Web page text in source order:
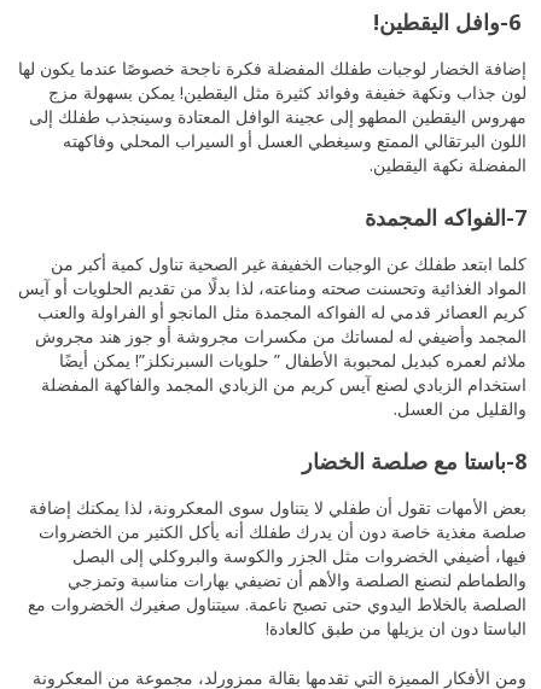
6-وافل اليقطين!
إضافة الخضار لوجبات طفلك المفضلة فكرة ناجحة خصوصًا عندما يكون لها
لون جذاب ونكهة خفيفة وفوائد كثيرة مثل اليقطين! يمكن بسهولة مزج
مهروس اليقطين المطهو إلى عجينة الوافل المعتادة وسينجذب طفلك إلى
اللون البرتقالي الممتع وسيغطي العسل أو السيراب المحلي وفاكهته
المفضلة نكهة اليقطين.
7-الفواكه المجمدة
كلما ابتعد طفلك عن الوجبات الخفيفة غير الصحية تناول كمية أكبر من
المواد الغذائية وتحسنت صحته ومناعته، لذا بدلًا من تقديم الحلويات أو آيس
كريم العصائر قدمي له الفواكه المجمدة مثل المانجو أو الفراولة والعنب
المجمد وأضيفي له لمساتك من مكسرات مجروشة أو جوز هند مجروش
ملائم لعمره كبديل لمحبوبة الأطفال ” حلويات السبرنكلز”! يمكن أيضًا
استخدام الزبادي لصنع آيس كريم من الزبادي المجمد والفاكهة المفضلة
والقليل من العسل.
8-باستا مع صلصة الخضار
بعض الأمهات تقول أن طفلي لا يتناول سوى المعكرونة، لذا يمكنك إضافة
صلصة مغذية خاصة دون أن يدرك طفلك أنه يأكل الكثير من الخضروات
فيها، أضيفي الخضروات مثل الجزر والكوسة والبروكلي إلى البصل
والطماطم لنصنع الصلصة والأهم أن تضيفي بهارات مناسبة وتمزجي
الصلصة بالخلاط اليدوي حتى تصبح ناعمة. سيتناول صغيرك الخضروات مع
الباستا دون ان يزيلها من طبق كالعادة!
ومن الأفكار المميزة التي تقدمها بقالة ممزورلد، مجموعة من المعكرونة